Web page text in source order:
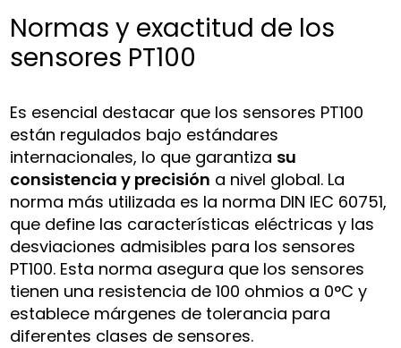
Normas y exactitud de los
sensores PT100
Es esencial destacar que los sensores PT100
están regulados bajo estándares
internacionales, lo que garantiza su
consistencia y precisión a nivel global. La
norma más utilizada es la norma DIN IEC 60751,
que define las características eléctricas y las
desviaciones admisibles para los sensores
PT100. Esta norma asegura que los sensores
tienen una resistencia de 100 ohmios a 0°C y
establece márgenes de tolerancia para
diferentes clases de sensores.